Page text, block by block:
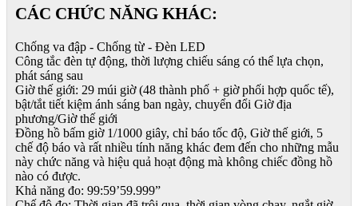
CÁC CHỨC NĂNG KHÁC:
Chống va đập - Chống từ - Đèn LED
Công tắc đèn tự động, thời lượng chiếu sáng có thể lựa chọn,
phát sáng sau
Giờ thế giới: 29 múi giờ (48 thành phố + giờ phối hợp quốc tế),
bật/tắt tiết kiệm ánh sáng ban ngày, chuyển đổi Giờ địa
phương/Giờ thế giới
Đồng hồ bấm giờ 1/1000 giây, chỉ báo tốc độ, Giờ thế giới, 5
chế độ báo và rất nhiều tính năng khác đem đến cho những mẫu
này chức năng và hiệu quả hoạt động mà không chiếc đồng hồ
nào có được.
Khả năng đo: 99:59’59.999”